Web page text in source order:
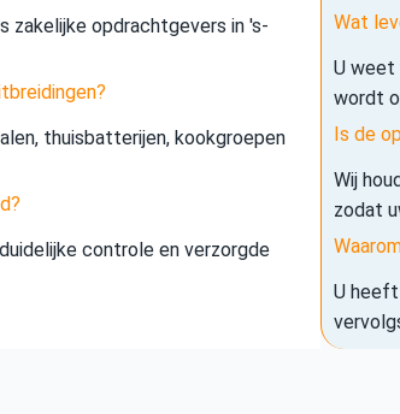
zakelijke opdrachtgevers in 's-
thuisbatterijen, kookgroepen
controle en verzorgde
Wat
U weet
wordt
Is de
Wij
zodat
U